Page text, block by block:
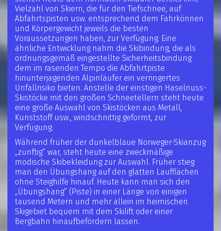
Vielzahl von Skiern, die für den Tiefschnee, auf
Abfahrtspisten usw. entsprechend dem Fahrkönnen
und Körpergewicht jeweils die besten
Voraussetzungen haben, zur Verfügung. Eine
ähnliche Entwicklung nahm die Skibindung, die als
ordnungsgemäß eingestellte Sicherheitsbindung
dem im rasenden Tempo die Abfahrtpiste
hinunterjagenden Alpinläufer ein verringertes
Unfallrisiko bieten. Anstelle der einstigen Haselnuss-
Skistöcke mit den großen Schneetellern steht heute
eine große Auswahl von Skistöcken aus Metall,
Kunststoff usw., windschnittig geformt, zur
Verfügung.
Während früher der dunkelblaue Norweger-Skianzug
„zünftig“ war, steht heute eine zweckmäßige
modische Skibekleidung zur Auswahl. Früher stieg
man den Übungshang auf den glatten Laufflächen
ohne Steighilfe hinauf. Heute kann man sich den
„Übungshang“ (Piste) in einer Länge von einigen
tausend Metern und mehr allein im heimischen
Skigebiet bequem mit dem Skilift oder einer
Bergbahn hinaufbefördern lassen.